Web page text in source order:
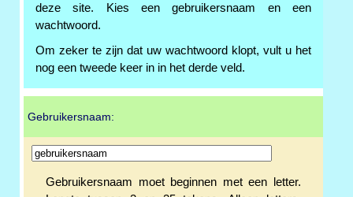
deze site. Kies een gebruikersnaam en een
wachtwoord.
Om zeker te zijn dat uw wachtwoord klopt, vult u het
nog een tweede keer in in het derde veld.
Gebruikersnaam:
Gebruikersnaam moet beginnen met een letter.